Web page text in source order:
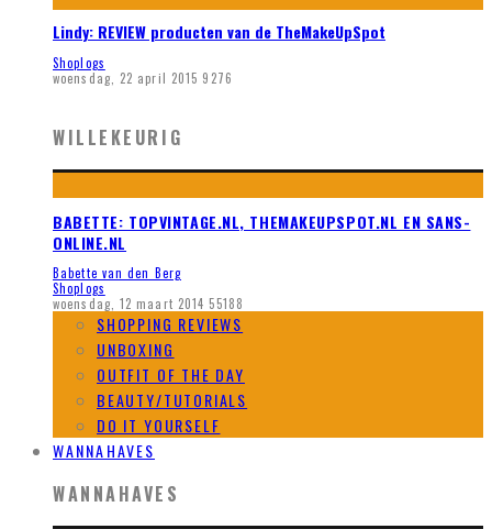
Lindy: REVIEW producten van de TheMakeUpSpot
Shoplogs
woensdag, 22 april 2015 9276
WILLEKEURIG
BABETTE: TOPVINTAGE.NL, THEMAKEUPSPOT.NL EN SANS-
ONLINE.NL
Babette van den Berg
Shoplogs
woensdag, 12 maart 2014 55188
SHOPPING REVIEWS
UNBOXING
OUTFIT OF THE DAY
BEAUTY/TUTORIALS
DO IT YOURSELF
WANNAHAVES
WANNAHAVES